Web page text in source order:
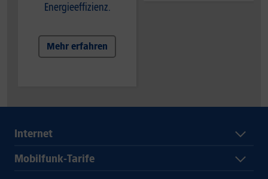
Energieeffizienz.
Mehr erfahren
Internet
Mobilfunk-Tarife